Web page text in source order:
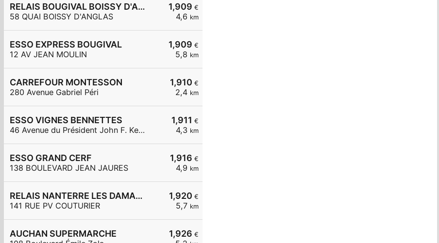
1,909 €
4,6 km
RELAIS BOUGIVAL BOISSY D'ANGLAS
58 QUAI BOISSY D'ANGLAS
1,909 €
5,8 km
ESSO EXPRESS BOUGIVAL
12 AV JEAN MOULIN
1,910 €
2,4 km
CARREFOUR MONTESSON
280 Avenue Gabriel Péri
1,911 €
4,3 km
ESSO VIGNES BENNETTES
46 Avenue du Président John F. Kennedy
1,916 €
4,9 km
ESSO GRAND CERF
138 BOULEVARD JEAN JAURES
1,920 €
5,7 km
RELAIS NANTERRE LES DAMADES
141 RUE PV COUTURIER
1,926 €
AUCHAN SUPERMARCHE